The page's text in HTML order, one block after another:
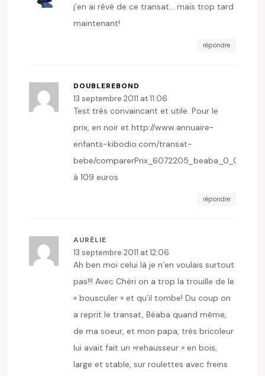
j’en ai rêvé de ce transat… mais trop tard
maintenant!
répondre
DOUBLEREBOND
13 septembre 2011 at 11:06
Test très convaincant et utile. Pour le
prix, en noir ethttp://www.annuaire-
enfants-kibodio.com/transat-
bebe/comparerPrix_6072205_beaba_0_0_0gris
à 109 euros
répondre
AURÉLIE
13 septembre 2011 at 12:06
Ah ben moi celui là je n’en voulais surtout
pas!!! Avec Chéri on a trop la trouille de le
« bousculer » et qu’il tombe! Du coup on
a reprit le transat, Béaba quand même,
de ma soeur, et mon papa, très bricoleur
lui avait fait un »rehausseur » en bois,
large et stable, sur roulettes avec freins